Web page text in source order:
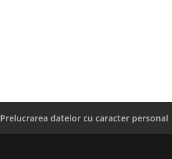
Prelucrarea datelor cu caracter personal